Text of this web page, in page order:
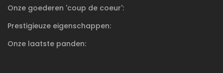
Onze goederen 'coup de coeur':
Prestigieuze eigenschappen:
Onze laatste panden: